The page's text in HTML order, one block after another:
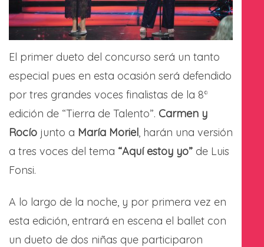
El primer dueto del concurso será un tanto
especial pues en esta ocasión será defendido
por tres grandes voces finalistas de la 8ª
edición de “Tierra de Talento”. Carmen y
Rocío junto a María Moriel, harán una versión
a tres voces del tema “Aquí estoy yo” de Luis
Fonsi.
A lo largo de la noche, y por primera vez en
esta edición, entrará en escena el ballet con
un dueto de dos niñas que participaron